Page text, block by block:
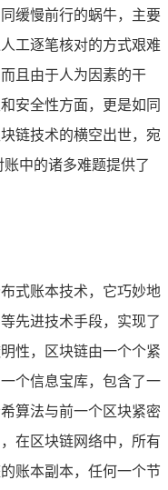
缓慢前行的蜗牛，主要
工逐笔核对的方式艰难
且由于人为因素的干
安全性方面，更是如同
链技术的横空出世，宛
中的诸多难题提供了
式账本技术，它巧妙地
先进技术手段，实现了
性，区块链由一个个紧
个信息宝库，包含了一
算法与前一个区块紧密
在区块链网络中，所有
账本副本，任何一个节